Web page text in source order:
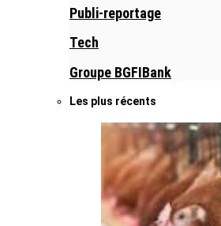
Publi-reportage
Tech
Groupe BGFIBank
Les plus récents